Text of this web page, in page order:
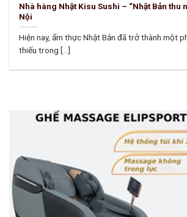
Nhà hàng Nhật Kisu Sushi – “Nhật Bản thu
Nội
Hiện nay, ẩm thực Nhật Bản đã trở thành một
thiếu trong [...]